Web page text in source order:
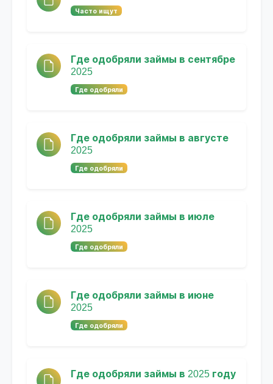
Часто ищут
Где одобряли займы в сентябре
2025
Где одобряли
Где одобряли займы в августе
2025
Где одобряли
Где одобряли займы в июле
2025
Где одобряли
Где одобряли займы в июне
2025
Где одобряли
Где одобряли займы в 2025 году